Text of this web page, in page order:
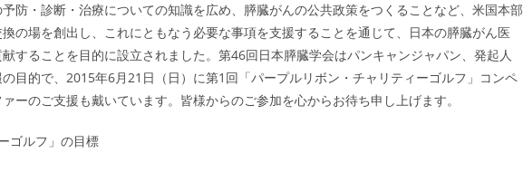
防・診断・治療についての知識を広め、膵臓がんの公共政策をつくることなど、米国本部
の場を創出し、これにともなう必要な事項を支援することを通じて、日本の膵臓がん医
することを目的に設立されました。第46回日本膵臓学会はパンキャンジャパン、発起人
目的で、2015年6月21日（日）に第1回「パープルリボン・チャリティーゴルフ」コンペ
ーのご支援も戴いています。皆様からのご参加を心からお待ち申し上げます。
ゴルフ」の目標